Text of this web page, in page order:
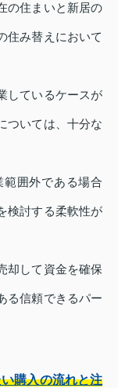
の住まいと新居の
住み替えにおいて
しているケースが
ついては、十分な
範囲外である場合
検討する柔軟性が
却して資金を確保
る信頼できるパー
購入の流れと注